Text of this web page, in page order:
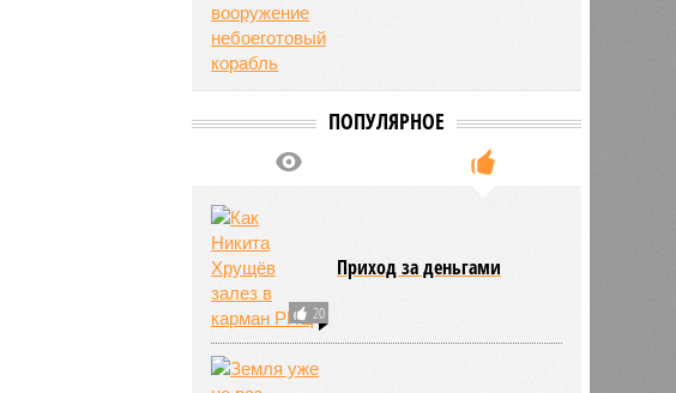
ПОПУЛЯРНОЕ
20
Приход за деньгами